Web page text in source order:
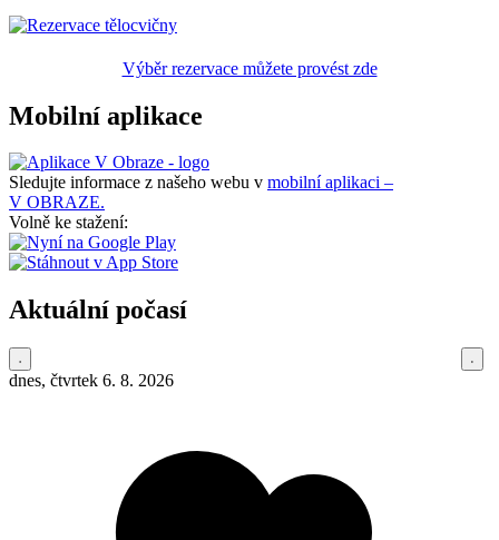
Výběr rezervace můžete provést zde
Mobilní aplikace
Sledujte informace z našeho webu v mobilní aplikaci –
V OBRAZE.
Volně ke stažení:
Aktuální počasí
dnes, čtvrtek 6. 8. 2026